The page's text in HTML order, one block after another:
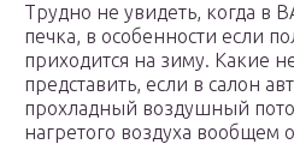
Трудно не увидеть, когда в
печка, в особенности если
приходится на зиму. Какие
представить, если в салон
прохладный воздушный
нагретого воздуха вообщем